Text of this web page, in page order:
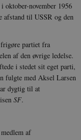
oktober-november 1956
afstand til USSR og den
partiet fra
af den øvrige ledelse.
i stedet sit eget parti,
fulgte med Aksel Larsen
dygtig til at
SF.
af